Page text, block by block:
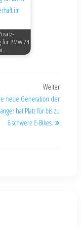
für BMW Z4
Weiter
neue Generation der
hat Platz für bis zu
6 schwere E-Bikes.